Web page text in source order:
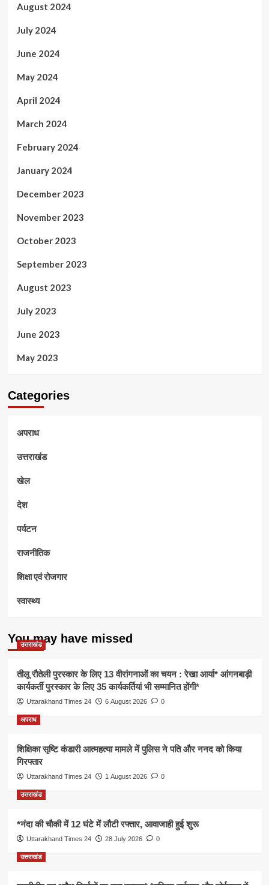
August 2024
July 2024
June 2024
May 2024
April 2024
March 2024
February 2024
January 2024
December 2023
November 2023
October 2023
September 2023
August 2023
July 2023
June 2023
May 2023
Categories
अपराध
उत्तराखंड
खेल
देश
पर्यटन
राजनीतिक
शिक्षा एवं रोजगार
स्वास्थ्य
You may have missed
उत्तराखंड
तीलू रौतेली पुरस्कार के लिए 13 वीरांगनाओं का चयन : रेखा आर्या* आंगनबाड़ी
कार्यकर्ती पुरस्कार के लिए 35 कार्यकर्तियां भी सम्मानित होंगी*
Uttarakhand Times 24 6 August 2026 0
अपराध
शिक्षिका सृष्टि कंडारी आत्महत्या मामले में पुलिस ने पति और ननद को किया
गिरफ्तार
Uttarakhand Times 24 1 August 2026 0
उत्तराखंड
*नंदा की चौकी में 12 घंटे में लौटी रफ्तार, आवाजाही हुई शुरू
Uttarakhand Times 24 28 July 2026 0
उत्तराखंड